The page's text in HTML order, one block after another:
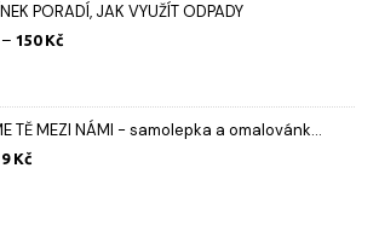
PORADÍ, JAK VYUŽÍT ODPADY
– 150 Kč
až
150 Kč
TĚ MEZI NÁMI - samolepka a omalovánk...
Původní
9 Kč